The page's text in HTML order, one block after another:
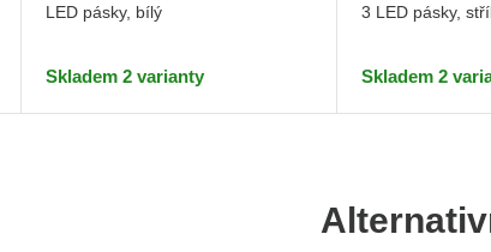
LED pásky, bílý
Skladem 2 varianty
3 LED pásky,
Skladem 2